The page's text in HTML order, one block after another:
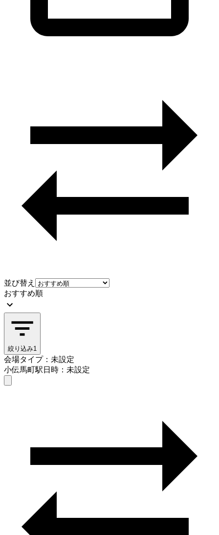
並び替え
おすすめ順
絞り込み1
会場タイプ：未設定
小伝馬町駅日時：未設定